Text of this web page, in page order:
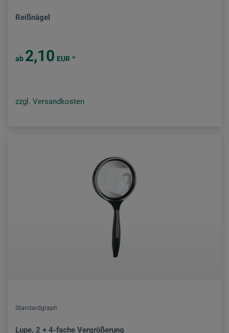
Reißnägel
ab 2,10 EUR *
zzgl. Versandkosten
Standardgraph
Lupe, 2 + 4-fache Vergrößerung